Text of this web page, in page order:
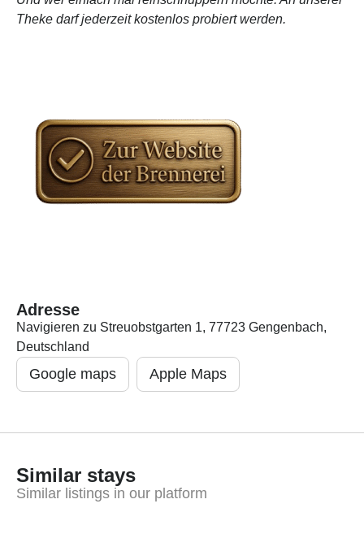
Theke darf jederzeit kostenlos probiert werden.
Adresse
Navigieren zu Streuobstgarten 1, 77723 Gengenbach,
Deutschland
Google maps Apple Maps
Similar stays
Similar listings in our platform